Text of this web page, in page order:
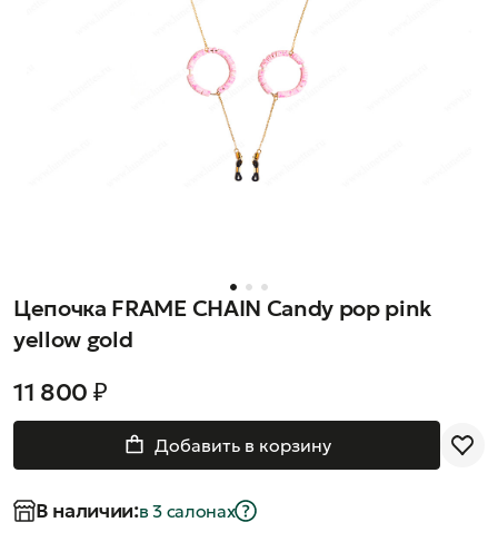
Цепочка FRAME CHAIN Candy pop pink
yellow gold
11 800 ₽
Добавить в корзину
В наличии:в 3 салонах